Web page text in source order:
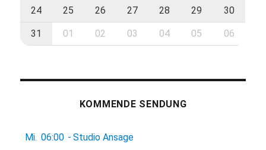
24 25 26 27 28 29 30
31 01 02 03 04 05 06
KOMMENDE SENDUNG
Mi. 06:00 - Studio Ansage